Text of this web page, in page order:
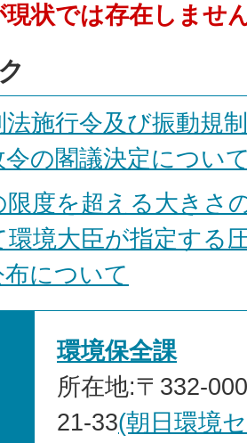
状では存在しませ
法施行令及び振動規
の閣議決定につい
限度を超える大きさ
環境大臣が指定する
について
環境保全課
所在地:〒332-
21-33(朝日環境